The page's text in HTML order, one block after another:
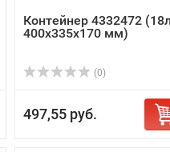
Контейнер 4332472
400х335х170 мм)
(0)
497,55 руб.